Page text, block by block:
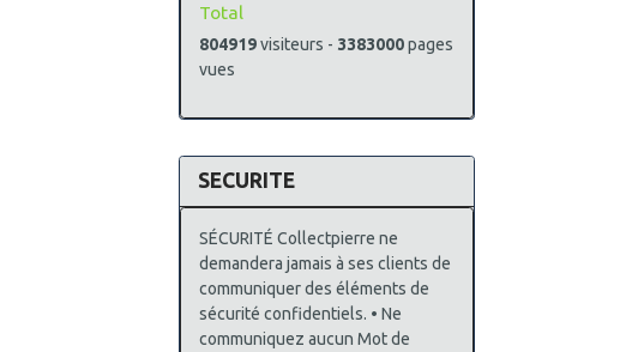
Total
804919visiteurs - 3383000pages
vues
SECURITE
SÉCURITÉ Collectpierre ne
demandera jamais à ses clients de
communiquer des éléments de
sécurité confidentiels. • Ne
communiquez aucun Mot de